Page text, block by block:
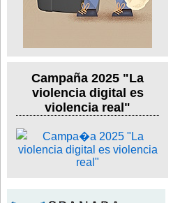
Campaña 2025 "La
violencia digital es
violencia real"